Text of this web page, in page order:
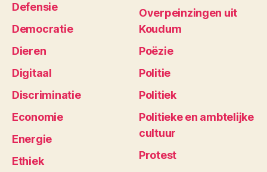
Defensie
Democratie
Dieren
Digitaal
Discriminatie
Economie
Energie
Ethiek
Overpeinzingen uit
Koudum
Poëzie
Politie
Politiek
Politieke en ambtelijke
cultuur
Protest